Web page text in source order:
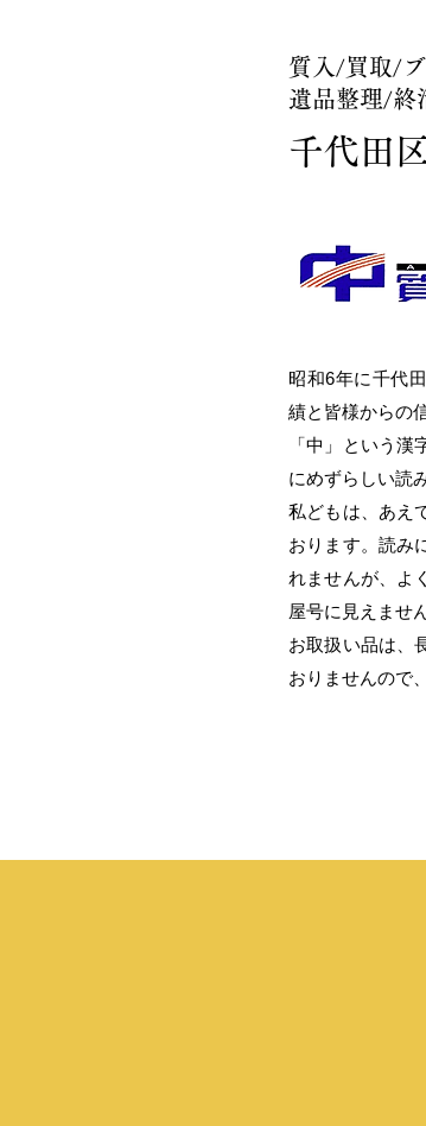
質入/買取/
遺品整理/終
千代田
昭和6年に千代
績と皆様からの
「中」という
にめずらしい読
私どもは、あえ
おります。読み
れませんが、よ
屋号に見えませ
お取扱い品は、
おりませんので、